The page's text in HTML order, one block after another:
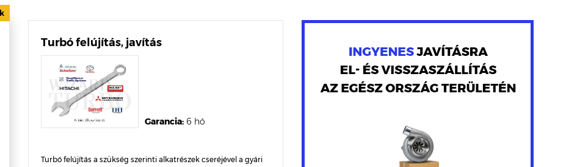
Turbó felújítás, javítás
Garancia: 6 hó
Turbó felújítás a szükség szerinti alkatrészek cseréjével a gyári